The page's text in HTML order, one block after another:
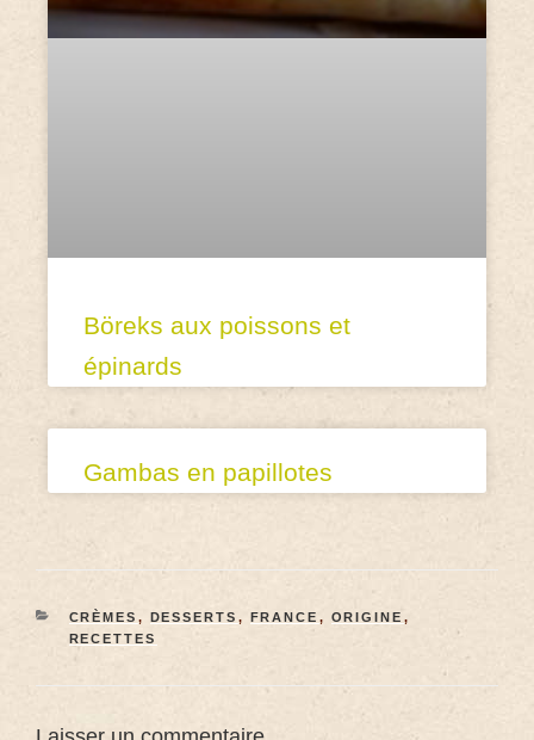
Böreks aux poissons et
épinards
Gambas en papillotes
CRÈMES , DESSERTS , FRANCE , ORIGINE ,
RECETTES